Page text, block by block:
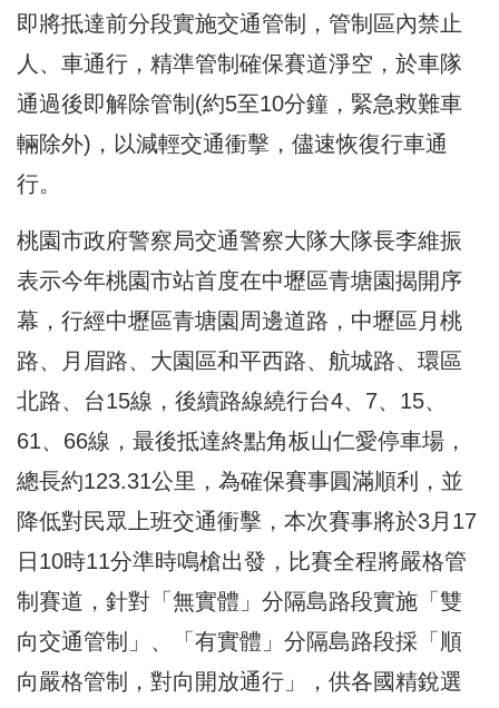
即將抵達前分段實施交通管制，管制區內禁止
人、車通行，精準管制確保賽道淨空，於車隊
通過後即解除管制(約5至10分鐘，緊急救難車
輛除外)，以減輕交通衝擊，儘速恢復行車通
行。
桃園市政府警察局交通警察大隊大隊長李維振
表示今年桃園市站首度在中壢區青塘園揭開序
幕，行經中壢區青塘園周邊道路，中壢區月桃
路、月眉路、大園區和平西路、航城路、環區
北路、台15線，後續路線繞行台4、7、15、
61、66線，最後抵達終點角板山仁愛停車場，
總長約123.31公里，為確保賽事圓滿順利，並
降低對民眾上班交通衝擊，本次賽事將於3月17
日10時11分準時鳴槍出發，比賽全程將嚴格管
制賽道，針對「無實體」分隔島路段實施「雙
向交通管制」、「有實體」分隔島路段採「順
向嚴格管制，對向開放通行」，供各國精銳選